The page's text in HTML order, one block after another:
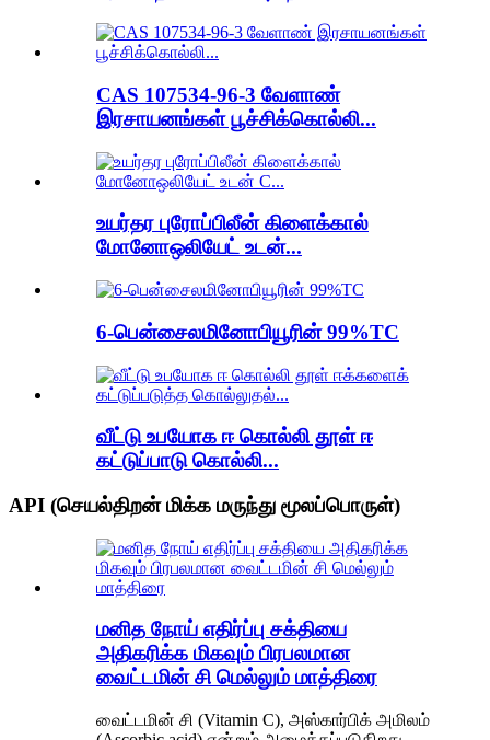
CAS 107534-96-3 வேளாண்
இரசாயனங்கள் பூச்சிக்கொல்லி...
உயர்தர புரோப்பிலீன் கிளைக்கால்
மோனோஒலியேட் உடன்...
6-பென்சைலமினோபியூரின் 99%TC
வீட்டு உபயோக ஈ கொல்லி தூள் ஈ
கட்டுப்பாடு கொல்லி...
API (செயல்திறன் மிக்க மருந்து மூலப்பொருள்)
மனித நோய் எதிர்ப்பு சக்தியை
அதிகரிக்க மிகவும் பிரபலமான
வைட்டமின் சி மெல்லும் மாத்திரை
வைட்டமின் சி (Vitamin C), அஸ்கார்பிக் அமிலம்